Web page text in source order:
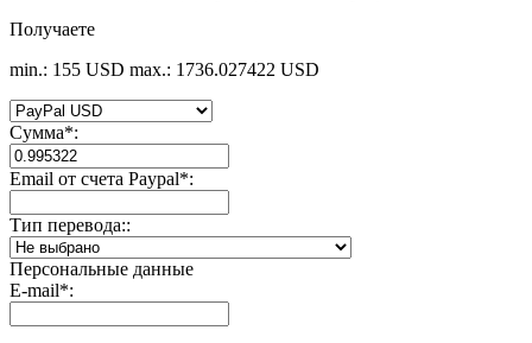
Получаете
min.: 155 USD max.: 1736.027422 USD
Сумма*:
Email от счета Paypal*:
Тип перевода::
Персональные данные
E-mail*: